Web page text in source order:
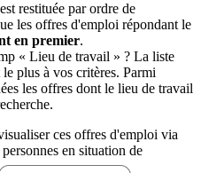
restituée par ordre de
les offres d'emploi répondant le
en premier.
« Lieu de travail » ? La liste
plus à vos critères. Parmi
les offres dont le lieu de travail
ces offres d'emploi via
en situation de